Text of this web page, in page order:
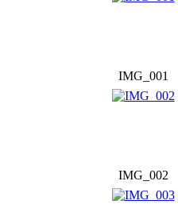
IMG_001
IMG_002